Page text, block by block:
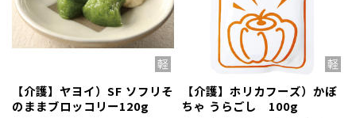
【介護】ヤヨイ）SF ソフリそ
のままブロッコリー120g
【介護】ホリカフーズ）かぼ
ちゃ うらごし 100g